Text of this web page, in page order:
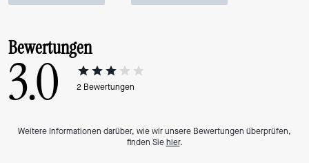
Bewertungen
3.0 2 Bewertungen
Weitere Informationen darüber, wie wir unsere Bewertungen überprüfen,
finden Siehier.